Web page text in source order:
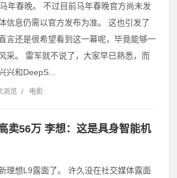
年春晚。 不过目前马年春晚官方尚未发
信息仍需以官方发布为准。 这也引发了
言还是很希望看到这一幕呢，毕竟能够一
采。 雷军就不说了，大家早已熟悉，而
兴和DeepS...
浏览 / 电影
卖56万 李想：这是具身智能机
理想L9露面了。 许久没在社交媒体露面